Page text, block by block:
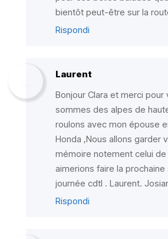
bientôt peut-être sur la
Rispondi
Laurent
Bonjour Clara et merci
sommes des alpes de
roulons avec mon épouse
Honda ,Nous allons garder
mémoire notement celui
aimerions faire la prochaine
journée cdtl . Laurent.
Rispondi